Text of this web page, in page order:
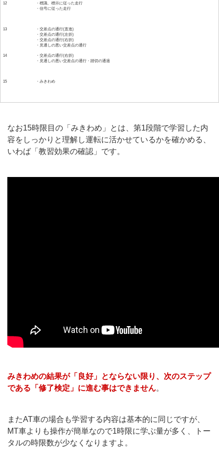
12
・標識、標示に従った走行
・信号に従った走行
13
・交差点の通行(直進)
・交差点の通行(左折)
・交差点の通行(右折)
・見通しの悪い交差点の通行
14
・交差点の通行(右折)
・見通しの悪い交差点の通行・踏切の通過
15 ・みきわめ
なお15時限目の「みきわめ」とは、第1段階で学習した内
容をしっかりと理解し運転に活かせているかを確かめる、
いわば「教習効果の確認」です。
みきわめの結果が「良好」とならない限り、次のステップ
である「修了検定」に進む事はできません。
またAT車の場合も学習する内容は基本的に同じですが、
MT車よりも操作が簡単なので1時限に学ぶ量が多く、トー
タルの時限数が少なくなりますよ。